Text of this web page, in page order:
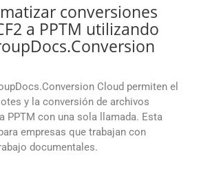
conversiones
a PPTM utilizando
Cloud permiten el
y la conversión de archivos
PPTM con una sola llamada. Esta
empresas que trabajan con
documentales.